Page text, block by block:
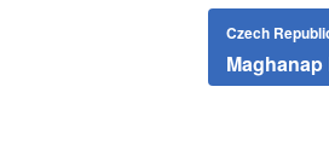
Czech